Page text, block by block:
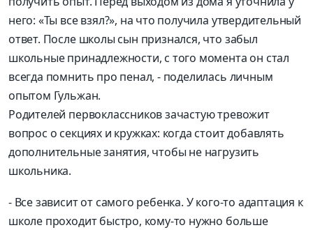
него: «Ты все взял?», на что получила утвердительный
ответ. После школы сын признался, что забыл
школьные принадлежности, с того момента он стал
всегда помнить про пенал, - поделилась личным
опытом Гульжан.
Родителей первоклассников зачастую тревожит
вопрос о секциях и кружках: когда стоит добавлять
дополнительные занятия, чтобы не нагрузить
школьника.
- Все зависит от самого ребенка. У кого-то адаптация к
школе проходит быстро, кому-то нужно больше